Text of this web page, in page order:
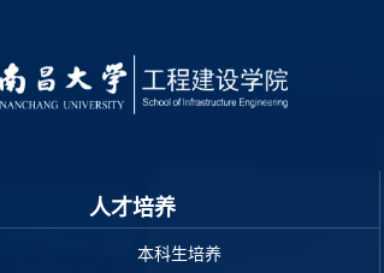
人才培养
本科生培养